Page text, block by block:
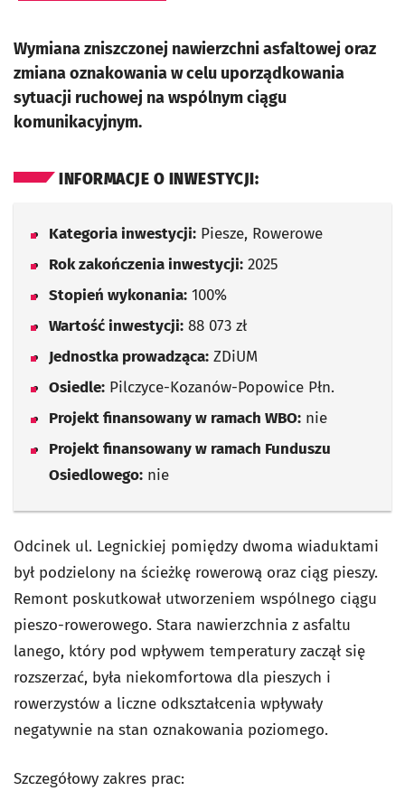
Wymiana zniszczonej nawierzchni asfaltowej oraz
zmiana oznakowania w celu uporządkowania
sytuacji ruchowej na wspólnym ciągu
komunikacyjnym.
INFORMACJE O INWESTYCJI:
Kategoria inwestycji: Piesze, Rowerowe
Rok zakończenia inwestycji: 2025
Stopień wykonania: 100%
Wartość inwestycji: 88 073 zł
Jednostka prowadząca: ZDiUM
Osiedle: Pilczyce-Kozanów-Popowice Płn.
Projekt finansowany w ramach WBO: nie
Projekt finansowany w ramach Funduszu
Osiedlowego: nie
Odcinek ul. Legnickiej pomiędzy dwoma wiaduktami
był podzielony na ścieżkę rowerową oraz ciąg pieszy.
Remont poskutkował utworzeniem wspólnego ciągu
pieszo-rowerowego. Stara nawierzchnia z asfaltu
lanego, który pod wpływem temperatury zaczął się
rozszerzać, była niekomfortowa dla pieszych i
rowerzystów a liczne odkształcenia wpływały
negatywnie na stan oznakowania poziomego.
Szczegółowy zakres prac: